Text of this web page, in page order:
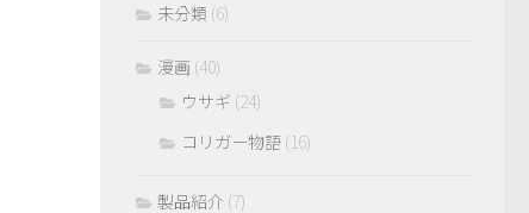
未分類 (6)
漫画 (40)
ウサギ (24)
コリガー物語 (16)
製品紹介 (7)